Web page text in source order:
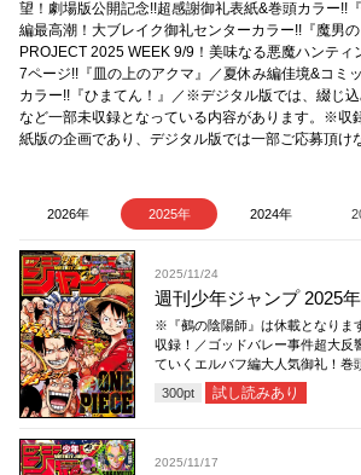
望！劇場版公開記念!!超感謝御礼表紙&巻頭カラー!!
編最高潮！大ブレイク御礼センターカラ︎ー!!『魔男
PROJECT 2025 WEEK 9/9！美味なる悪魔ハンティ
7ページ!!『皿の上のアクマ』／夏休み編佳境&コミ
カラー!!『ひまてん！』／※デジタル版では、綴じ
など一部未収録となっている内容があります。※収
紙版の企画であり、デジタル版では一部ご応募頂け
2026年 2025年 2024年
2025/11/24
週刊少年ジャンプ 2025
※『鵺の陰陽師』は休載となりま
収録！／ゴッドバレー事件超大反
ていくエルバフ編大人気御礼！巻
300pt 試し読みあり
2025/11/17